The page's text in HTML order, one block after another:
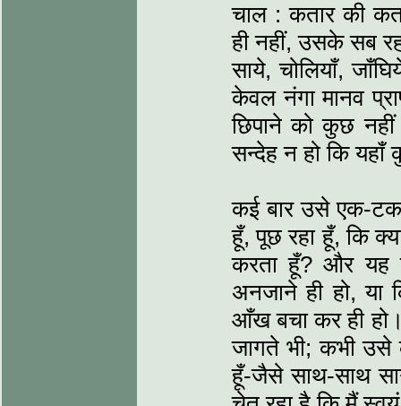
चाल : कतार की
ही नहीं, उसके सब
साये, चोलियाँ,
केवल नंगा मानव
छिपाने को कुछ
सन्देह न हो कि
कई बार उसे एक-टक
हूँ, पूछ रहा हूँ, कि
करता हूँ? और यह
अनजाने ही हो, या
आँख बचा कर ही
जागते भी; कभी उसे
हूँ-जैसे साथ-साथ